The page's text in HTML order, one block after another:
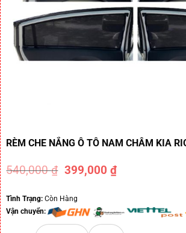
RÈM CHE NẮNG Ô TÔ NAM CHÂM KIA
540,000₫ 399,000₫
Tình Trạng:Còn Hàng
Vận chuyển: